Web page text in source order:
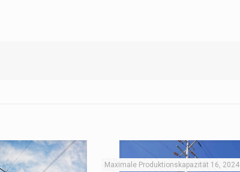
Maximale Produktionskapazität 16, 2024